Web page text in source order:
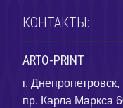
КОНТАКТЫ:
ARTO-PRINT
г. Днепропетровск,
пр. Карла Маркса